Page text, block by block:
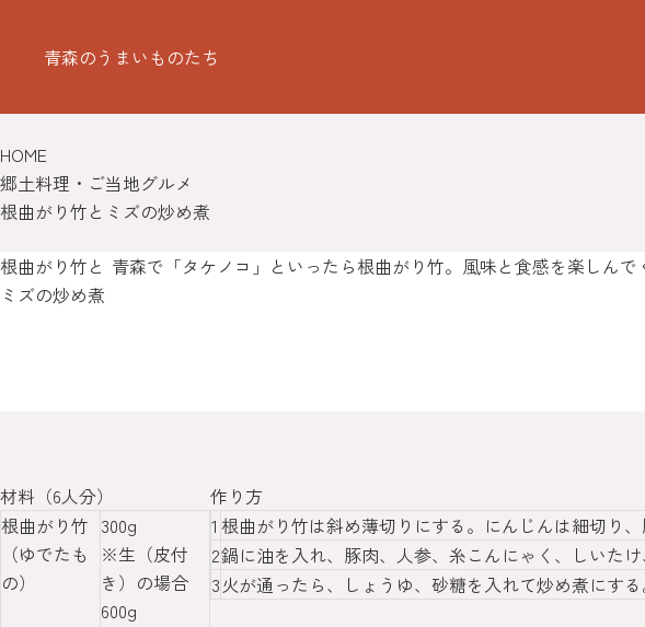
青森のうまいものたち
HOME
郷土料理・ご当地グルメ
根曲がり竹とミズの炒め煮
根曲がり竹と
ミズの炒め煮
青森で「タケノコ」といったら根曲がり竹。風味と食感を楽しんで
材料（6人分）
根曲がり竹
（ゆでたも
の）
300g
※生（皮付
き）の場合
600g
作り方
1 根曲がり竹は斜め薄切りにする。にんじんは細切り
2鍋に油を入れ、豚肉、人参、糸こんにゃく、しいた
3火が通ったら、しょうゆ、砂糖を入れて炒め煮にする